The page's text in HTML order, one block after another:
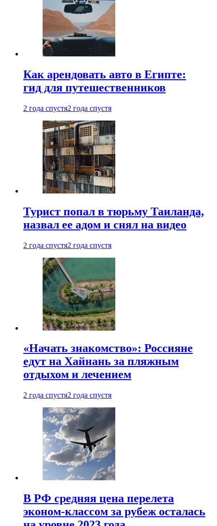
Как арендовать авто в Египте:
гид для путешественников
2 года спустя2 года спустя
Турист попал в тюрьму Таиланда,
назвал ее адом и снял на видео
2 года спустя2 года спустя
«Начать знакомство»: Россияне
едут на Хайнань за пляжным
отдыхом и лечением
2 года спустя2 года спустя
В РФ средняя цена перелета
эконом-классом за рубеж осталась